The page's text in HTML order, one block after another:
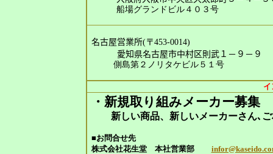
船場グランドビル４０３号
名古屋営業所(〒453-0014)
愛知県名古屋市中村区則武１－９－９
側島第２ノリタケビル５１号
・新規取り組みメーカー募集
新しい商品、新しいメーカーさん､ご
■お問合せ先
株式会社花生堂 本社営業部